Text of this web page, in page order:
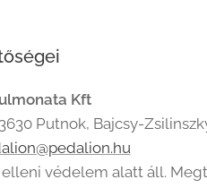
Kft
3630 Putnok, Bajcsy-
védelem alatt áll.